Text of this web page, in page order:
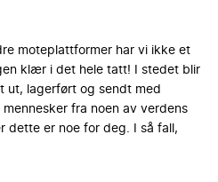
moteplattformer har vi ikke et
klær i det hele tatt! I stedet blir
ut, lagerført og sendt med
fra noen av verdens
dette er noe for deg. I så fall,